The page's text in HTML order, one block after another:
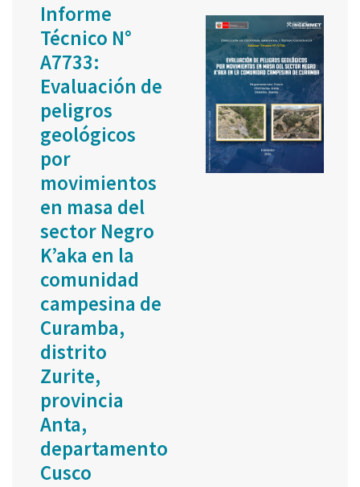
Informe
Técnico N°
A7733:
Evaluación de
peligros
geológicos
por
movimientos
en masa del
sector Negro
K’aka en la
comunidad
campesina de
Curamba,
distrito
Zurite,
provincia
Anta,
departamento
Cusco